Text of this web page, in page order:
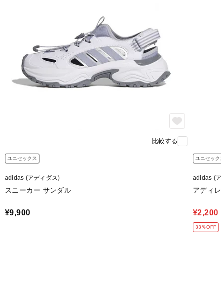
比較する
ユニセックス
adidas (アディダス)
スニーカー サンダル
¥9,900
ユニセック
adidas (
アディ
¥2,200
33％OFF